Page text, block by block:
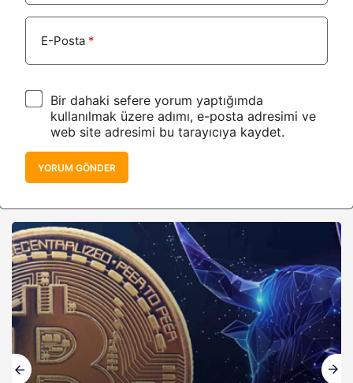
E-Posta *
Bir dahaki sefere yorum yaptığımda
kullanılmak üzere adımı, e-posta adresimi ve
web site adresimi bu tarayıcıya kaydet.
YORUM GÖNDER